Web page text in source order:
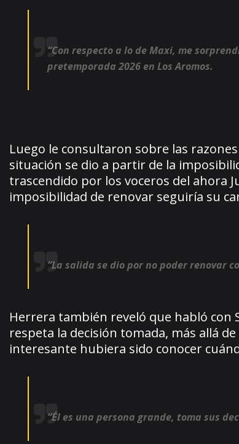
“Con respecto a lo de Maxi, me
pretemporada 2026 en Los Aromos.
Luego le consultaron sobre las
situación se dio a partir de la
trascendido por los voceros del ahora
imposibilidad de renovar seguiría su
“La salida se dio por no poder renovar
Herrera también reveló que habló con
respeta la decisión tomada, más allá
interesante hubiera sido conocer
“Él es una persona grande, toma sus